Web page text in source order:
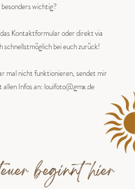
wichtig?
Kontaktformular oder direkt via
bei euch zurück!
mal nicht funktionieren, sendet mir
Infos an:louifoto@gmx.de
beginnt hier